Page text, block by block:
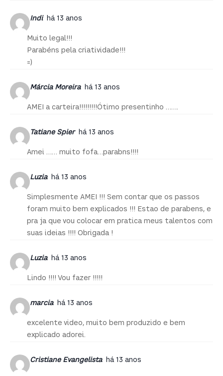
Indi há 13 anos
Muito legal!!!
Parabéns pela criatividade!!!
=)
Márcia Moreira há 13 anos
AMEI a carteira!!!!!!!!!Ótimo presentinho …….
Tatiane Spier há 13 anos
Amei …… muito fofa…parabns!!!!
Luzia há 13 anos
Simplesmente AMEI !!! Sem contar que os passos
foram muito bem explicados !!! Estao de parabens, e
pra ja que vou colocar em pratica meus talentos com
suas ideias !!!! Obrigada !
Luzia há 13 anos
Lindo !!!! Vou fazer !!!!!
marcia há 13 anos
excelente video, muito bem produzido e bem
explicado adorei.
Cristiane Evangelista há 13 anos